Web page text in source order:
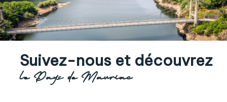
Suivez-nous et découvrez
le Pays de Mauriac